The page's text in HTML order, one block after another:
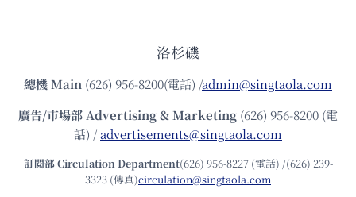
洛杉磯
總機Main (626) 956-8200(電話) /admin@singtaola.com
廣告/市場部Advertising & Marketing (626) 956-8200 (電
話) /advertisements@singtaola.com
訂閱部 Circulation Department(626) 956-8227 (電話) /(626) 239-
3323 (傳真)circulation@singtaola.com